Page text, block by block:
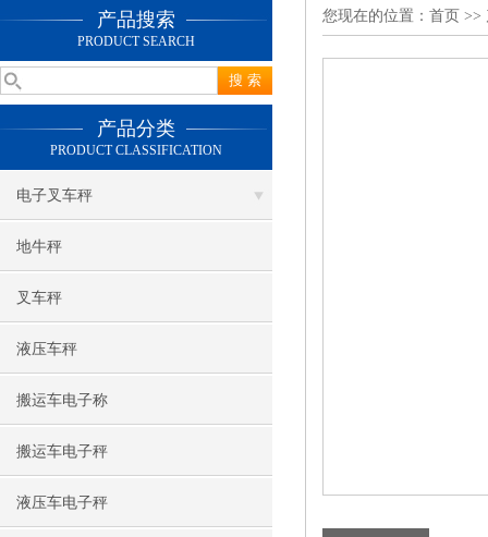
产品搜索
PRODUCT SEARCH
产品分类
PRODUCT CLASSIFICATION
电子叉车秤
地牛秤
叉车秤
液压车秤
搬运车电子称
搬运车电子秤
液压车电子秤
您现在的位置： 首页 >>